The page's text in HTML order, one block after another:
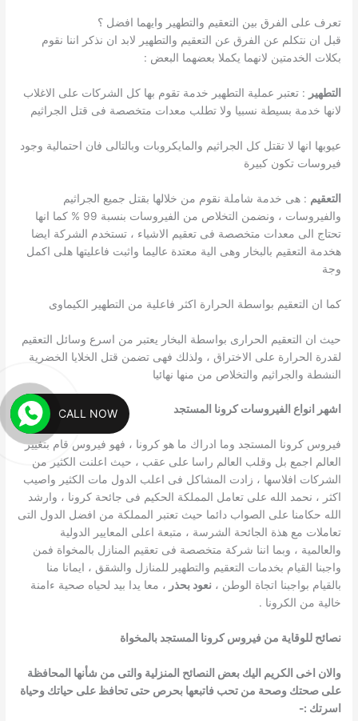
تعرف على الفرق بين التعقيم والتطهير وايهما افضل ؟
قبل ان نتكلم عن الفرق عن التعقيم والتطهير لابد ان نذكر اننا نقوم
بكلات الخدمتين لانهما يكملا بعضهما البعض :
التطهير : تعتبر عملية التطهير خدمة تقوم بها كل الشركات على الاغلاب
لانها خدمة بسيطة نسبيا ولا تطلب معدات متخصصة فى قتل الجراثيم
عيوبها انها لا تقتل كل الجراثيم والمايكروبات وبالتالى فان احتمالية وجود
فيروسات تكون كبيرة
التعقيم : هى خدمة شاملة نقوم من خلالها بقتل جميع الجراثيم
والفيروسات ، ونضمن التخلاص من الفيروسات بنسبة 99 % كما انها
تحتاج الى معدات متخصصة فى تعقيم الاشياء ، تستخدم الشركة ايضا
هخدمة التعقيم بالبخار وهى الية معتدة عاليما واثبت فاعليتها هلى اكمل
وجة
كما ان التعقيم بواسطة الحرارة اكثر فاعلية من التطهير الكيماوى
حيث ان التعقيم الحرارى بواسطة البخار يعتبر من اسرع وسائل التعقيم
لقدرة الحرارة على الاختراق ، ولذلك فهى تضمن قتل الخلايا الخضرية
النشطة والجراثيم والتخلاص من منها نهائيا
اشهر انواع الفيروسات كرونا المستجد
فيروس كرونا المستجد وما ادراك ما هو كرونا ، فهو فيروس قام بتغيير
العالم اجمع بل وقلب العالم راسا على عقب ، حيث اعلنت الكثير من
الشركات افلاسها ، زادت المشاكل فى اعلب الدول مات الكثير واصيب
اكثر ، نحمد الله على تعامل المملكة الحكيم فى جائحة كرونا ، وارشد
الله حكامنا على الصواب دائما حيث تعتبر المملكة من افضل الدول التى
تعاملات مع هذة الجائحة الشرسة ، متبعة اعلى المعايير الدولية
والعالمية ، وبما اننا شركة متخصصة فى تعقيم المنازل بالمخواة فمن
واجبنا القيام بخدمات التعقيم والتطهير للمنازل والشقق ، ايمانا منا
بالقيام بواجبنا اتجاة الوطن ،نعود بحذر ، معا يدا بيد لحياه صحية ءامنة
خالية من الكرونا .
نصائح للوقاية من فيروس كرونا المستجد بالمخواة
والان اخى الكريم اليك بعض النصائح المنزلية والتى من شأنها المحافظة
على صحتك وصحة من تحب فاتبعها بحرص حتى تحافظ على حياتك وحياة
اسرتك :-
CALL NOW